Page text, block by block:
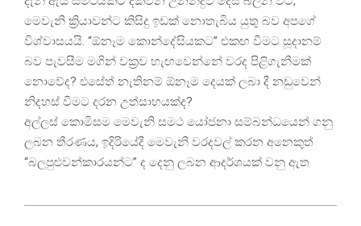
මෙවැනි ක්‍රියාවන්ට කිසිදු ඉඩක් නොතැබිය යුතු බව අපගේ
විශ්වාසයයි. “ඕනෑම කොන්දේසියකට” එකඟ වීමට සූදානම්
බව පැවසීම මගින් වක්‍රව හැඟවෙන්නේ වරද පිළිගැනීමක්
නොවේද? එසේත් නැතිනම් ඕනෑම දෙයක් ලබා දී නඩුවෙන්
නිදහස් වීමට දරන උත්සාහයක්ද?
අල්ලස් කොමිසම මෙවැනි සමථ යෝජනා සම්බන්ධයෙන් ගනු
ලබන තීරණය, ඉදිරියේදී මෙවැනි වරදවල් කරන අනෙකුත්
“බලපුළුවන්කාරයන්ට” ද දෙනු ලබන ආදර්ශයක් වනු ඇත